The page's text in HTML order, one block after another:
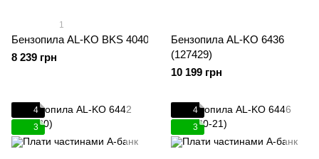
1
Бензопила AL-KO BKS 4040
8 239 грн
Бензопила AL-KO 6436
(127429)
10 199 грн
4
3
4
3